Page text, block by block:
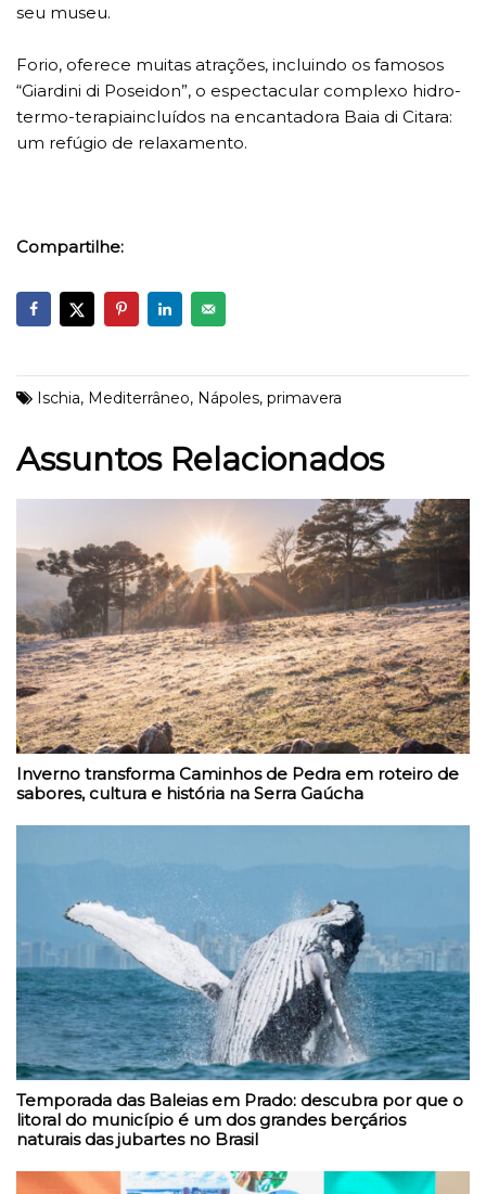
seu museu.
Forio, oferece muitas atrações, incluindo os famosos
“Giardini di Poseidon”, o espectacular complexo hidro-
termo-terapiaincluídos na encantadora Baia di Citara:
um refúgio de relaxamento.
Compartilhe:
Ischia, Mediterrâneo, Nápoles, primavera
Assuntos Relacionados
Inverno transforma Caminhos de Pedra em roteiro de
sabores, cultura e história na Serra Gaúcha
Temporada das Baleias em Prado: descubra por que o
litoral do município é um dos grandes berçários
naturais das jubartes no Brasil